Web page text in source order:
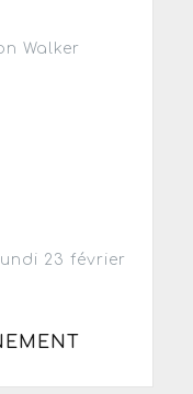
Walker
23 février